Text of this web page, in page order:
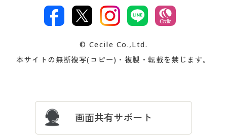
著作権・商標について 会社案内
プレゼント＆キャンペーン サイトマップ
交換・返品は お支払は
ついて
忘れの場合
© Cecile Co.,Ltd.
本サイトの無断複写(コピー)・複製・転載を禁じます。
画面共有サポート